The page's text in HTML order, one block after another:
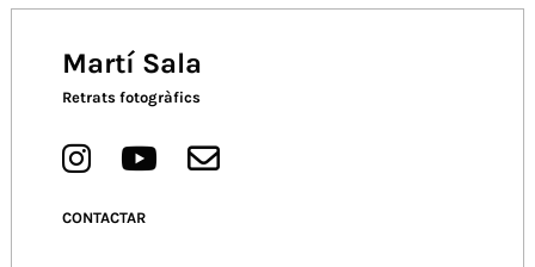
Martí Sala
Retrats fotogràfics
CONTACTAR